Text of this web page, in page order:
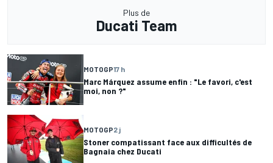
Plus de
Ducati Team
MOTOGP17 h
Marc Márquez assume enfin : "Le favori, c'est
moi, non ?"
MOTOGP2 j
Stoner compatissant face aux difficultés de
Bagnaia chez Ducati